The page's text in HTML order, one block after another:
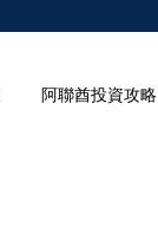
阿聯酋投資攻略